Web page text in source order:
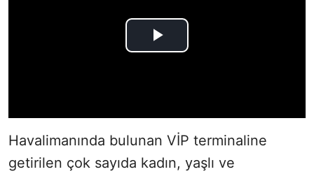
Havalimanında bulunan VİP terminaline
getirilen çok sayıda kadın, yaşlı ve